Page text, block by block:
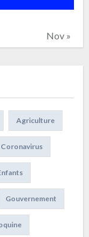
Nov »
Agriculture
Coronavirus
Gouvernement